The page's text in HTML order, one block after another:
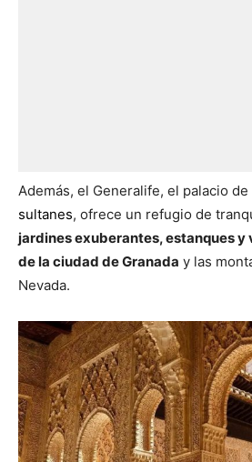
Además, el Generalife, el palacio
sultanes, ofrece un refugio de
jardines exuberantes, estanques y
de la ciudad de Granada y las
Nevada.